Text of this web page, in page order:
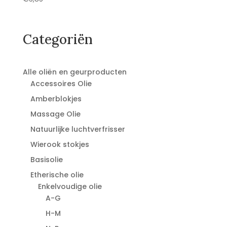
Categoriën
Alle oliën en geurproducten
Accessoires Olie
Amberblokjes
Massage Olie
Natuurlijke luchtverfrisser
Wierook stokjes
Basisolie
Etherische olie
Enkelvoudige olie
A-G
H-M